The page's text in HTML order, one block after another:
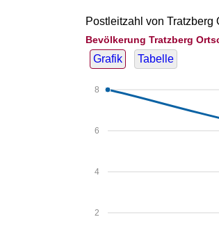
Postleitzahl von Tratzberg
Bevölkerung Tratzberg
Grafik Tabelle
2
4
6
8